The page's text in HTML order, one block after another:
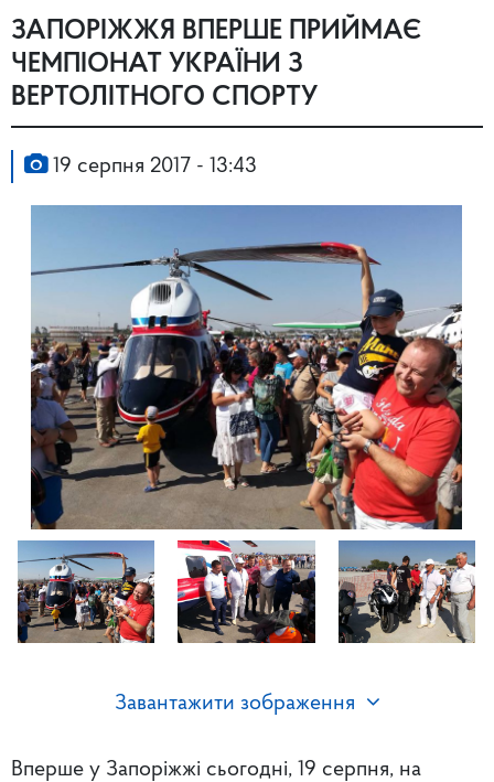
ЗАПОРІЖЖЯ ВПЕРШЕ ПРИЙМАЄ
ЧЕМПІОНАТ УКРАЇНИ З
ВЕРТОЛІТНОГО СПОРТУ
19 серпня 2017 - 13:43
Завантажити зображення
Вперше у Запоріжжі сьогодні, 19 серпня, на